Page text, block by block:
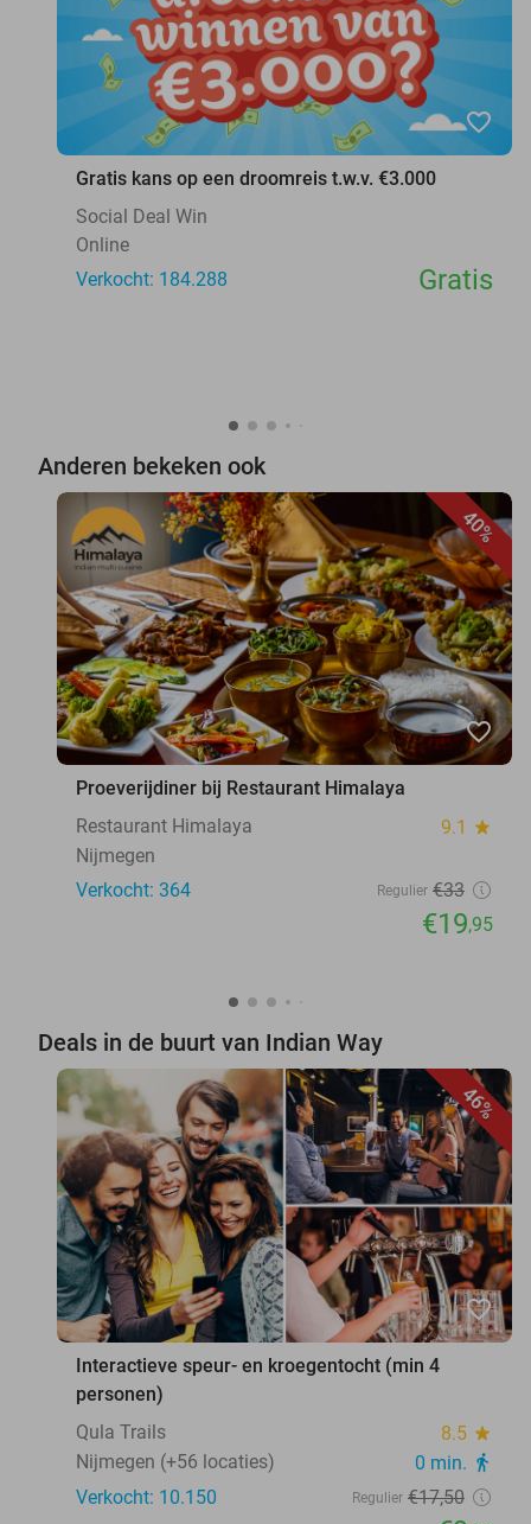
favorite_border
Gratis kans op een droomreis t.w.v. €3.000
Social Deal Win
Online
Verkocht: 184.288
Gratis
Anderen bekeken ook
40%
favorite_border
Proeverijdiner bij Restaurant Himalaya
Restaurant Himalaya
9.1 star
Nijmegen
Verkocht: 364
Regulier €33
€19,95
Deals in de buurt van Indian Way
46%
favorite_border
Interactieve speur- en kroegentocht (min 4
personen)
Qula Trails
8.5 star
Nijmegen (+56 locaties) 0 min. directions_walk
Verkocht: 10.150 Regulier €17,50